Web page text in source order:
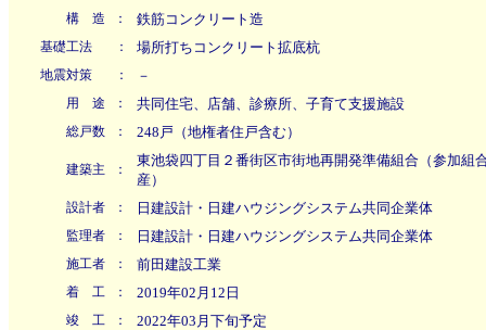
構 造 ： 鉄筋コンクリート造
基礎工法 ： 場所打ちコンクリート拡底杭
地震対策 ： －
用 途 ： 共同住宅、店舗、診療所、子育て支援施設
総戸数 ： 248戸（地権者住戸含む）
建築主 ：
東池袋四丁目２番街区市街地再開発準備組合（参加
産）
設計者 ： 日建設計・日建ハウジングシステム共同企業体
監理者 ： 日建設計・日建ハウジングシステム共同企業体
施工者 ： 前田建設工業
着 工 ： 2019年02月12日
竣 工 ： 2022年03月下旬予定